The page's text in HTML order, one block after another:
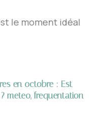
le moment idéal
en octobre : Est-
meteo, frequentation